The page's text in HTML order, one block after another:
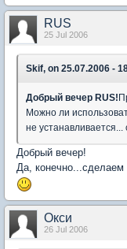
RUS
25 Jul 2006
Skif, on 25.07.2006 -
Добрый вечер RUS!
Можно ли
не устанавливается...
Добрый вечер!
Да, конечно...сделаем
Окси
26 Jul 2006